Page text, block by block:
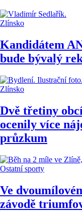
Zlínsko
Kandidátem
bude bývalý
Zlínsko
Dvě třetiny
ocenily více
průzkum
Ostatní sporty
Ve
závodě